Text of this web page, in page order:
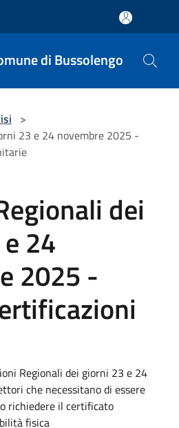
di Bussolengo
>
23 e 24 novembre 2025 -
dei
24
2025 -
Regionali dei giorni 23 e 24
che necessitano di essere
richiedere il certificato
fisica